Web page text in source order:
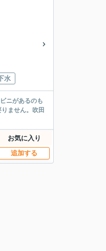
水
ニがあるのも
ません。吹田
お気に入り
追加する